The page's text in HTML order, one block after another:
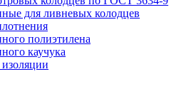
для ливневых колодцев
полиэтилена
каучука